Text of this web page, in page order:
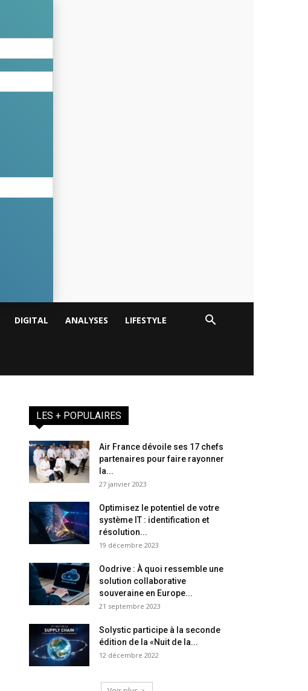
DIGITAL ANALYSES LIFESTYLE
LES + POPULAIRES
Air France dévoile ses 17 chefs
partenaires pour faire rayonner
la...
27 janvier 2023
Optimisez le potentiel de votre
système IT : identification et
résolution...
19 décembre 2023
Oodrive : À quoi ressemble une
solution collaborative
souveraine en Europe...
21 septembre 2023
Solystic participe à la seconde
édition de la «Nuit de la...
12 décembre 2022